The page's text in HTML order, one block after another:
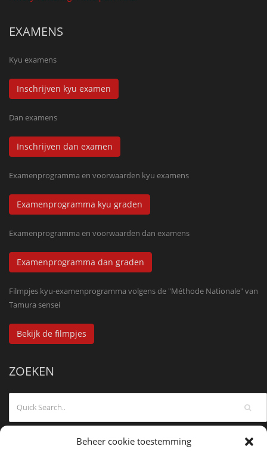
Beheer cookie toestemming
EXAMENS
Kyu examens
Inschrijven kyu examen
Dan examens
Inschrijven dan examen
Examenprogramma en voorwaarden kyu examens
Examenprogramma kyu graden
Examenprogramma en voorwaarden dan examens
Examenprogramma dan graden
Filmpjes kyu-examenprogramma volgens de "Méthode Nationale" van
Tamura sensei
Bekijk de filmpjes
ZOEKEN